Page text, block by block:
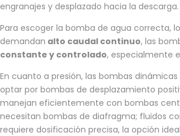
engranajes y desplazado hacia la descarga.
Para escoger la bomba de agua correcta,
demandan alto caudal continuo, las
constante y controlado, especialmente
En cuanto a presión, las bombas
optar por bombas de desplazamiento
manejan eficientemente con bombas
necesitan bombas de diafragma; fluidos
requiere dosificación precisa, la opción